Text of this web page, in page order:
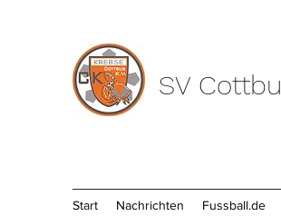
SV
Start Nachrichten Fussball.de